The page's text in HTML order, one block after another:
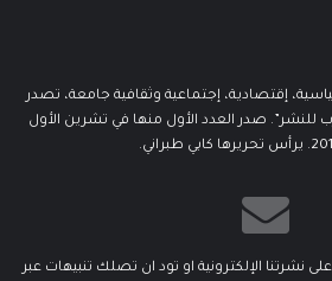
إقتصادية، إجتماعية وثقافية جامعة، تصدر
للنشر”. صدر العدد الأول منها في تشرين الأول
الإلكترونية او تود ان تصلك تنبيهات عبر